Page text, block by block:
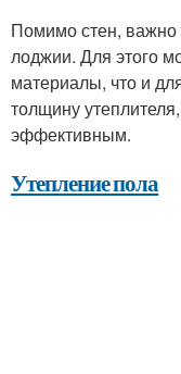
Помимо стен, важно
лоджии. Для этого
материалы, что и
толщину
эффективным.
Утепление пола